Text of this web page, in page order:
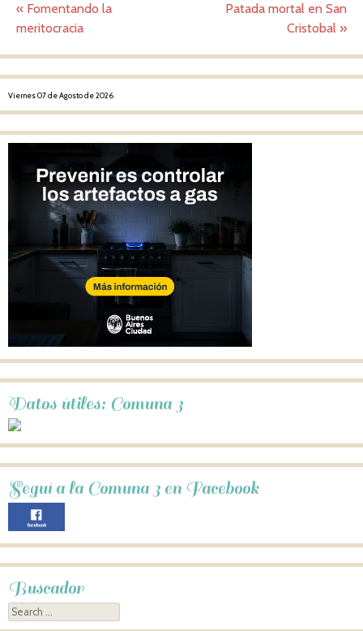
Post navigation
« Fomentando la
meritocracia
Patada mortal en San
Cristobal »
Viernes 07 de Agosto de 2026
Datos útiles: Comuna 3
Seguí a la Comuna 3 en Facebook
Buscador
Search